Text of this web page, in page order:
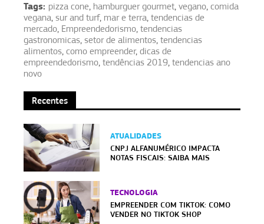
Tags: pizza cone, hamburguer gourmet, vegano, comida
vegana, sur and turf, mar e terra, tendencias de
mercado, Empreendedorismo, tendencias
gastronomicas, setor de alimentos, tendencias
alimentos, como empreender, dicas de
empreendedorismo, tendências 2019, tendencias ano
novo
Recentes
ATUALIDADES
CNPJ ALFANUMÉRICO IMPACTA
NOTAS FISCAIS: SAIBA MAIS
TECNOLOGIA
EMPREENDER COM TIKTOK: COMO
VENDER NO TIKTOK SHOP